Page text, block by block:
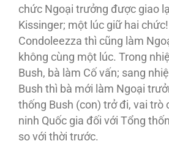
chức Ngoại trưởng được giao
Kissinger; một lúc giữ hai chức!
Condoleezza thì cũng làm
không cùng một lúc. Trong
Bush, bà làm Cố vấn; sang
Bush thì bà mới làm Ngoại
thống Bush (con) trở đi, vai trò
ninh Quốc gia đối với Tổng
so với thời trước.